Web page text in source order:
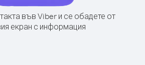
във Viber и се обадете от
екран с информация